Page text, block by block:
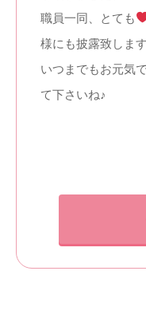
職員一同、とても
様にも披露致しま
いつまでもお元気
て下さいね♪